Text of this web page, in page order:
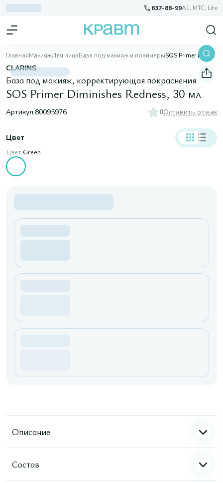
637-88-99A1, МТС, Life
ГлавнаяМакияжДля лицаБаза под макияж и праймеры SOS Primer Diminishes Redness, 30 мл
CLARINS
База под макияж, корректирующая покраснения
SOS Primer Diminishes Redness, 30 мл
Артикул:80095976 0Оставить отзыв
Цвет
Цвет:Green
Описание
Состав